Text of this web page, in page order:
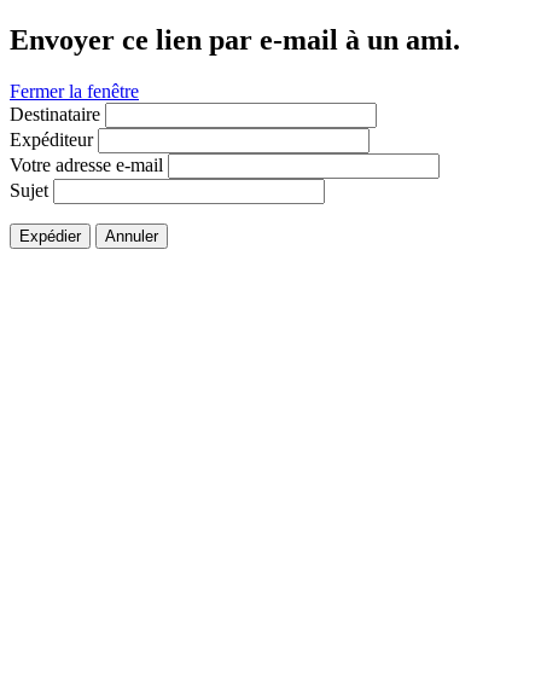
Envoyer ce lien par e-mail à un ami.
Fermer la fenêtre
Destinataire
Expéditeur
Votre adresse e-mail
Sujet
Expédier Annuler